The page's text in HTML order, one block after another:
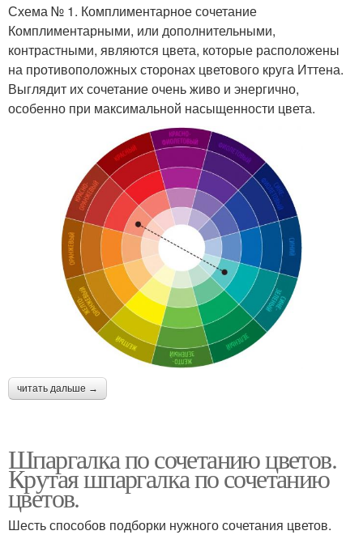
Схема № 1. Комплиментарное сочетание
Комплиментарными, или дополнительными,
контрастными, являются цвета, которые расположены
на противоположных сторонах цветового круга Иттена.
Выглядит их сочетание очень живо и энергично,
особенно при максимальной насыщенности цвета.
читать дальше →
Шпаргалка по сочетанию цветов.
Крутая шпаргалка по сочетанию
цветов.
Шесть способов подборки нужного сочетания цветов.